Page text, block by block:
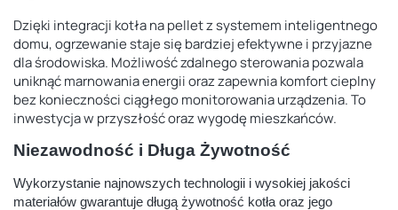
Dzięki integracji kotła na pellet z systemem inteligentnego
domu, ogrzewanie staje się bardziej efektywne i przyjazne
dla środowiska. Możliwość zdalnego sterowania pozwala
uniknąć marnowania energii oraz zapewnia komfort cieplny
bez konieczności ciągłego monitorowania urządzenia. To
inwestycja w przyszłość oraz wygodę mieszkańców.
Niezawodność i Długa Żywotność
Wykorzystanie najnowszych technologii i wysokiej jakości
materiałów gwarantuje długą żywotność kotła oraz jego